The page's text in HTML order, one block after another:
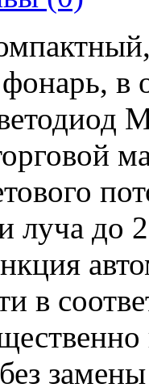
в
луча до
в